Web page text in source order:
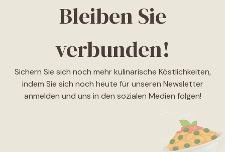
Bleiben Sie
verbunden!
Sichern Sie sich noch mehr kulinarische Köstlichkeiten,
indem Sie sich noch heute für unseren Newsletter
anmelden und uns in den sozialen Medien folgen!